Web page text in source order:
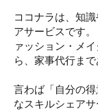
ココナラは、知
アサービスです
ァッション・メ
ら、家事代行ま
言わば「自分の
なスキルシェアサ